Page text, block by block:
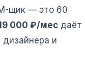
щик — это 60
000 ₽/мес даёт
дизайнера и